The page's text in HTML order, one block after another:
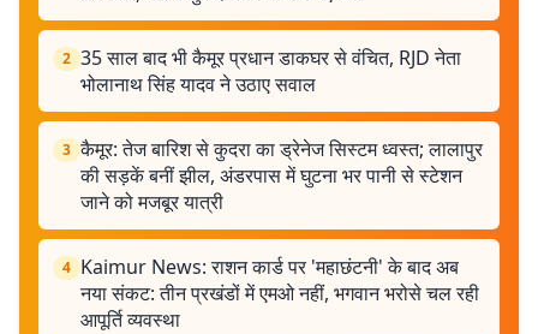
2 35 साल बाद भी कैमूर प्रधान डाकघर से वंचित, RJD नेता
भोलानाथ सिंह यादव ने उठाए सवाल
3 कैमूर: तेज बारिश से कुदरा का ड्रेनेज सिस्टम ध्वस्त; लालापुर
की सड़कें बनीं झील, अंडरपास में घुटना भर पानी से स्टेशन
जाने को मजबूर यात्री
4 Kaimur News: राशन कार्ड पर 'महाछंटनी' के बाद अब
नया संकट: तीन प्रखंडों में एमओ नहीं, भगवान भरोसे चल रही
आपूर्ति व्यवस्था